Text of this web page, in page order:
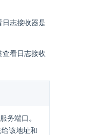
日志接收器是
查看日志接收
务端口。
给该地址和